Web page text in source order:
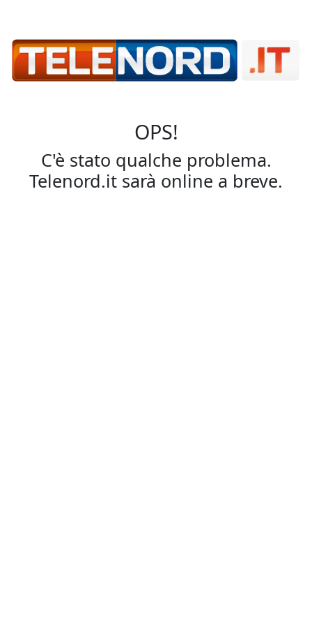
OPS!
C'è stato qualche problema.
Telenord.it sarà online a breve.